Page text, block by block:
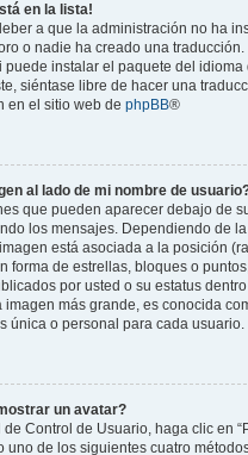
en la lista!
a que la administración no ha
o nadie ha creado una
puede instalar el paquete del idioma
siéntase libre de hacer una
en el sitio web de phpBB®
al lado de mi nombre de
que pueden aparecer debajo de
los mensajes. Dependiendo de
está asociada a la posición
forma de estrellas, bloques o
por usted o su estatus
imagen más grande, es conocida
única o personal para cada usuario.
un avatar?
de Control de Usuario, haga clic en
uno de los siguientes cuatro